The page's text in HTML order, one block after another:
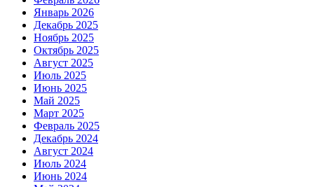
Январь 2026
Декабрь 2025
Ноябрь 2025
Октябрь 2025
Август 2025
Июль 2025
Июнь 2025
Май 2025
Март 2025
Февраль 2025
Декабрь 2024
Август 2024
Июль 2024
Июнь 2024